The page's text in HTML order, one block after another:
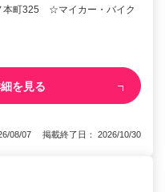
本町325 ☆マイカー・バイク
を見る
08/07 掲載終了日： 2026/10/30